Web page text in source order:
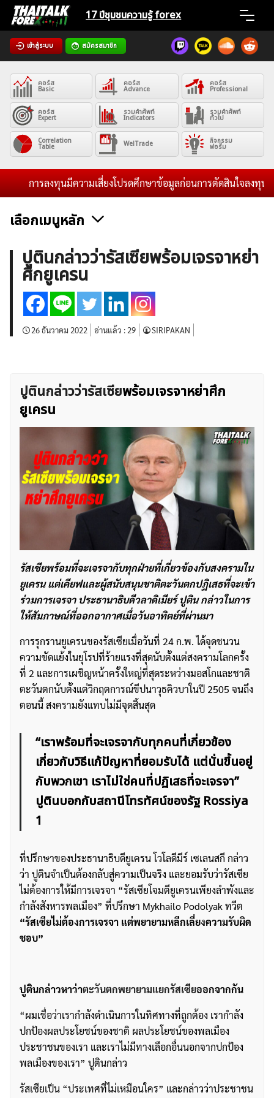
Skip
content
17 ปีชุมชนความรู้ forex
เข้าสู่ระบบ สมัครสมาชิก
Home
News
Articles
VPS Register
ค้นหา
สำหรับ:
คอร์ส
Basic
คอร์ส
Advance
คอร์ส
Professional
คอร์ส
Expert
รวมคำศัพท์
Indicators
รวมคำศัพท์
ทั่วไป
Correlation
Table WelTrade กิจกรรม
ฟอรั่ม
การลงทุนมีความเสี่ยงโปรดศึกษาข้อมูลก่อนการตัดสินใจลงทุน แล
เลือกเมนูหลัก
ข่าวฟอเร็กซ์และสกุลเงิน คริปโตเคอร์เรนซี
ฟรีซิกแนล รายวัน
บทวิเคราะห์
เศรษฐกิจทั่วไป
สินค้าโภคภัณฑ์
โบรกเกอร์ FX
โปรโมชั่น Forex
กองทุน Forex
ฟรี EA
ปูตินกล่าวว่ารัสเซียพร้อมเจรจาหย่า
ศึกยูเครน
26 ธันวาคม 2022 อ่านแล้ว :29 SIRIPAKAN
ปูตินกล่าวว่ารัสเซียพร้อมเจรจาหย่าศึก
ยูเครน
รัสเซียพร้อมที่จะเจรจากับทุกฝ่ายที่เกี่ยวข้องกับสงครามใน
ยูเครน แต่เคียฟและผู้สนับสนุนชาติตะวันตกปฏิเสธที่จะเข้า
ร่วมการเจรจา ประธานาธิบดีวลาดิเมียร์ ปูติน กล่าวในการ
ให้สัมภาษณ์ที่ออกอากาศเมื่อวันอาทิตย์ที่ผ่านมา
การรุกรานยูเครนของรัสเซียเมื่อวันที่ 24 ก.พ. ได้จุดชนวน
ความขัดแย้งในยุโรปที่ร้ายแรงที่สุดนับตั้งแต่สงครามโลกครั้ง
ที่ 2 และการเผชิญหน้าครั้งใหญ่ที่สุดระหว่างมอสโกและชาติ
ตะวันตกนับตั้งแต่วิกฤตการณ์ขีปนาวุธคิวบาในปี 2505 จนถึง
ตอนนี้ สงครามยังแทบไม่มีจุดสิ้นสุด
“เราพร้อมที่จะเจรจากับทุกคนที่เกี่ยวข้อง
เกี่ยวกับวิธีแก้ปัญหาที่ยอมรับได้ แต่นั่นขึ้นอยู่
กับพวกเขา เราไม่ใช่คนที่ปฏิเสธที่จะเจรจา”
ปูตินบอกกับสถานีโทรทัศน์ของรัฐ Rossiya
1
ที่ปรึกษาของประธานาธิบดียูเครน โวโลดีมีร์ เซเลนสกี กล่าว
ว่า ปูตินจำเป็นต้องกลับสู่ความเป็นจริง และยอมรับว่ารัสเซีย
ไม่ต้องการให้มีการเจรจา “รัสเซียโจมตียูเครนเพียงลำพังและ
กำลังสังหารพลเมือง” ที่ปรึกษา Mykhailo Podolyak ทวีต
“รัสเซียไม่ต้องการเจรจา แต่พยายามหลีกเลี่ยงความรับผิด
ชอบ”
ปูตินกล่าวหาว่าตะวันตกพยายามแยกรัสเซียออกจากกัน
“ผมเชื่อว่าเรากำลังดำเนินการในทิศทางที่ถูกต้อง เรากำลัง
ปกป้องผลประโยชน์ของชาติ ผลประโยชน์ของพลเมือง
ประชาชนของเรา และเราไม่มีทางเลือกอื่นนอกจากปกป้อง
พลเมืองของเรา” ปูตินกล่าว
รัสเซียเป็น “ประเทศที่ไม่เหมือนใคร” และกล่าวว่าประชาชน